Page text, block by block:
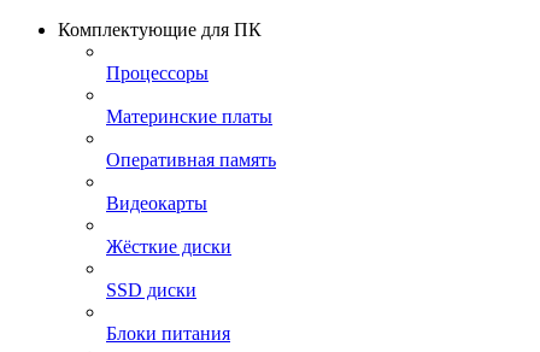
Комплектующие для ПК
Процессоры
Материнские платы
Оперативная память
Видеокарты
Жёсткие диски
SSD диски
Блоки питания